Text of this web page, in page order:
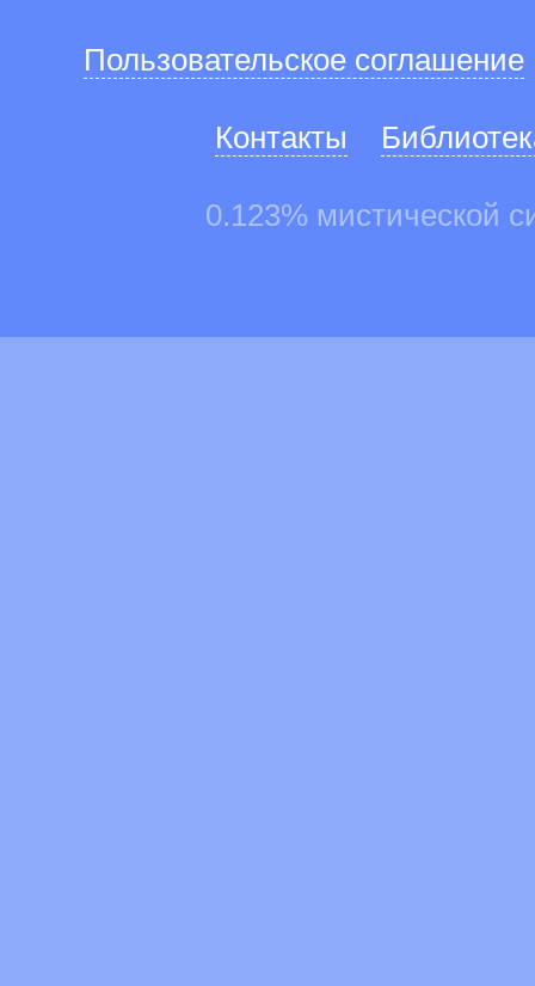
Пользовательское соглашение
Контакты
0.123% мистической